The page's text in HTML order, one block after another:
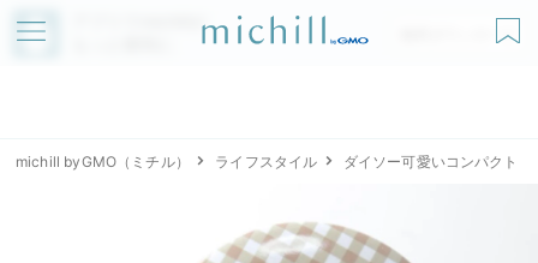
アプリでmichillが
無料ダウンロード
michill byGMO（ミチル） ライフスタイル ダイソー可愛いコンパクト